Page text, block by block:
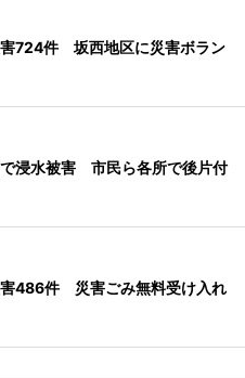
害724件 坂西地区に災害ボラン
浸水被害 市民ら各所で後片付
害486件 災害ごみ無料受け入れ